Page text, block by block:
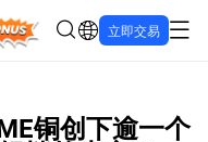
立即交易
铜创下逾一个